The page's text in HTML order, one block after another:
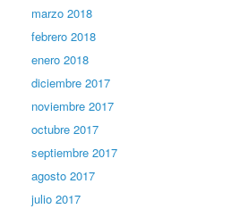
marzo 2018
febrero 2018
enero 2018
diciembre 2017
noviembre 2017
octubre 2017
septiembre 2017
agosto 2017
julio 2017